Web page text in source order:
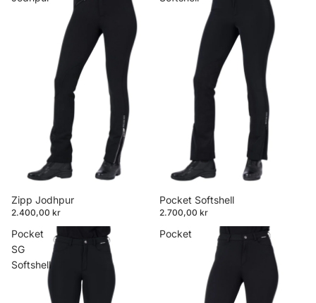
Zipp Jodhpur
2.400,00 kr
Pocket Softshell
2.700,00 kr
Pocket
SG
Softshell
Pocket